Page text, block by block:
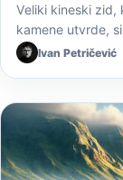
Veliki kineski zid,
kamene utvrde,
Ivan Petričević